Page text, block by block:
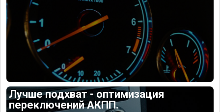
Лучше подхват - оптимизация
переключений АКПП.